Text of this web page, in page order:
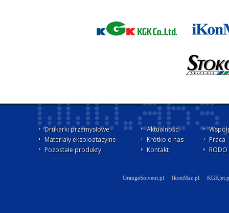
Drukarki przemysłowe
Materiały eksploatacyjne
Pozostałe produkty
Aktualności
Krótko o nas
Kontakt
Praca
OrangeSolvent.pl IkonMac.pl